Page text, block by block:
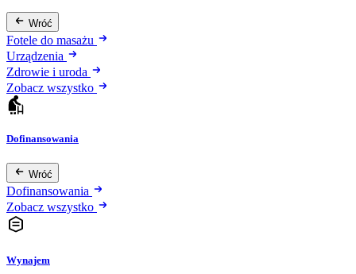
Wróć
Fotele do masażu
Urządzenia
Zdrowie i uroda
Zobacz wszystko
Dofinansowania
Wróć
Dofinansowania
Zobacz wszystko
Wynajem